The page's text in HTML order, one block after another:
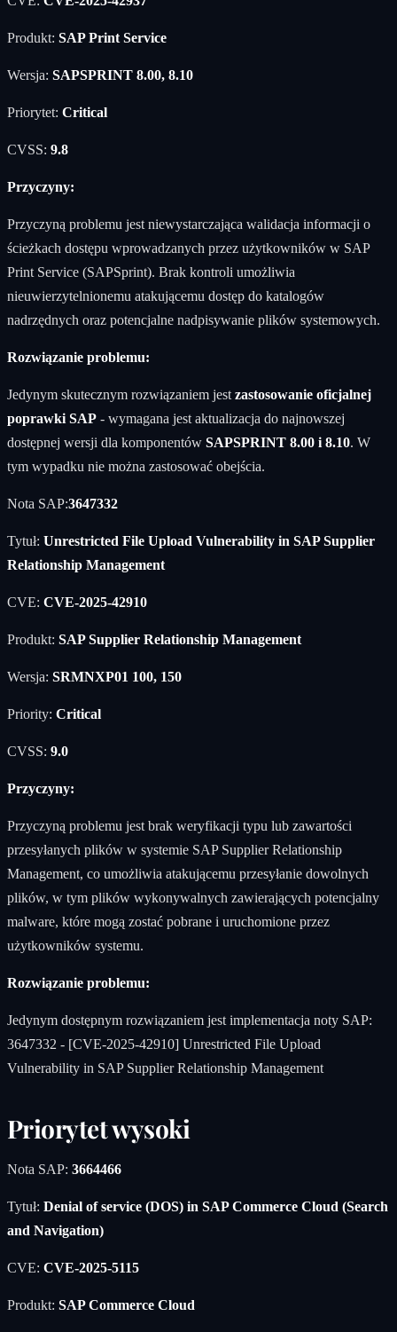
Produkt: SAP Print Service
Wersja: SAPSPRINT 8.00, 8.10
Priorytet: Critical
CVSS: 9.8
Przyczyny:
Przyczyną problemu jest niewystarczająca walidacja informacji o
ścieżkach dostępu wprowadzanych przez użytkowników w SAP
Print Service (SAPSprint). Brak kontroli umożliwia
nieuwierzytelnionemu atakującemu dostęp do katalogów
nadrzędnych oraz potencjalne nadpisywanie plików systemowych.
Rozwiązanie problemu:
Jedynym skutecznym rozwiązaniem jest zastosowanie oficjalnej
poprawki SAP - wymagana jest aktualizacja do najnowszej
dostępnej wersji dla komponentów SAPSPRINT 8.00 i 8.10. W
tym wypadku nie można zastosować obejścia.
Nota SAP:3647332
Tytuł: Unrestricted File Upload Vulnerability in SAP Supplier
Relationship Management
CVE: CVE-2025-42910
Produkt: SAP Supplier Relationship Management
Wersja: SRMNXP01 100, 150
Priority: Critical
CVSS: 9.0
Przyczyny:
Przyczyną problemu jest brak weryfikacji typu lub zawartości
przesyłanych plików w systemie SAP Supplier Relationship
Management, co umożliwia atakującemu przesyłanie dowolnych
plików, w tym plików wykonywalnych zawierających potencjalny
malware, które mogą zostać pobrane i uruchomione przez
użytkowników systemu.
Rozwiązanie problemu:
Jedynym dostępnym rozwiązaniem jest implementacja noty SAP:
3647332 - [CVE-2025-42910] Unrestricted File Upload
Vulnerability in SAP Supplier Relationship Management
Priorytet wysoki
Nota SAP: 3664466
Tytuł: Denial of service (DOS) in SAP Commerce Cloud (Search
and Navigation)
CVE: CVE-2025-5115
Produkt: SAP Commerce Cloud